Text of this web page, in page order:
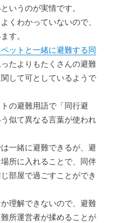
いうのが実情です。
くわかっていないので、
す。
ットと一緒に避難する同
たよりもたくさんの避難
して可としているようで
の避難用語で「同行避
似て異なる言葉が使われ
一緒に避難できるが、避
所に入れることで、同伴
部屋で過ごすことができ
理解できないので、避難
所運営者が揉めることが